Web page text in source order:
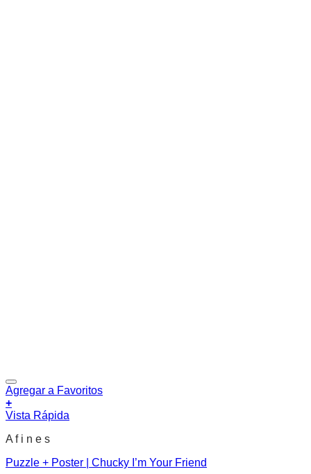
Agregar a Favoritos
+
Vista Rápida
A f i n e s
Puzzle + Poster | Chucky I’m Your Friend